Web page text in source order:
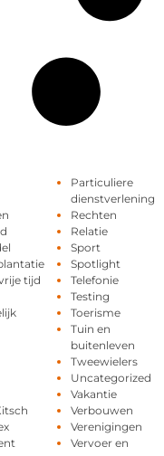
tijd
Particuliere
dienstverlening
Rechten
Relatie
Sport
Spotlight
Telefonie
Testing
Toerisme
Tuin en
buitenleven
Tweewielers
Uncategorized
Vakantie
Verbouwen
Verenigingen
Vervoer en